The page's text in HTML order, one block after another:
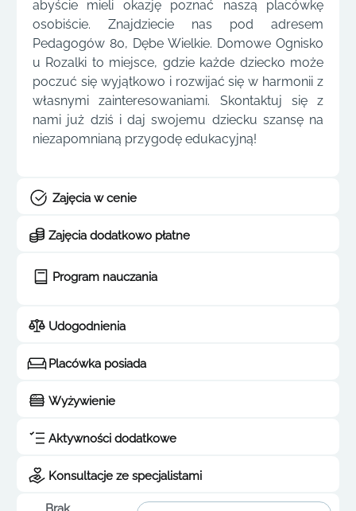
abyście mieli okazję poznać naszą placówkę
osobiście. Znajdziecie nas pod adresem
Pedagogów 80, Dębe Wielkie. Domowe Ognisko
u Rozalki to miejsce, gdzie każde dziecko może
poczuć się wyjątkowo i rozwijać się w harmonii z
własnymi zainteresowaniami. Skontaktuj się z
nami już dziś i daj swojemu dziecku szansę na
niezapomnianą przygodę edukacyjną!
Zajęcia w cenie
Zajęcia dodatkowo płatne
Program nauczania
Udogodnienia
Placówka posiada
Wyżywienie
Aktywności dodatkowe
Konsultacje ze specjalistami